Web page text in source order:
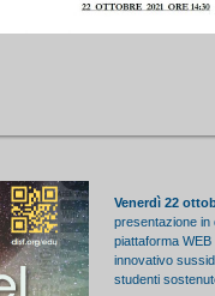
Venerdì 22
presentazione in
piattaforma
innovativo
studenti